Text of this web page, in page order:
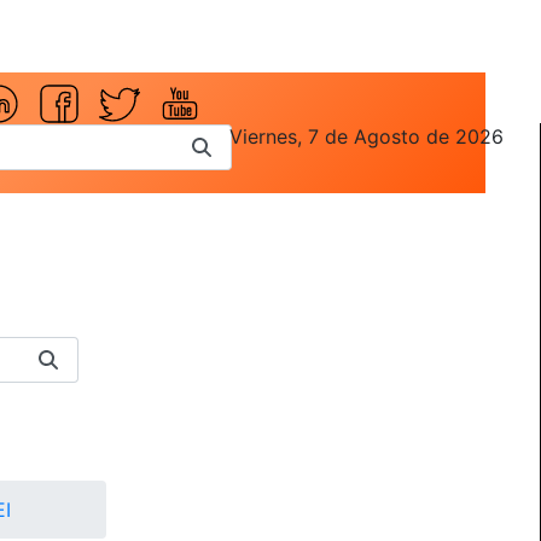
Viernes, 7 de Agosto de 2026